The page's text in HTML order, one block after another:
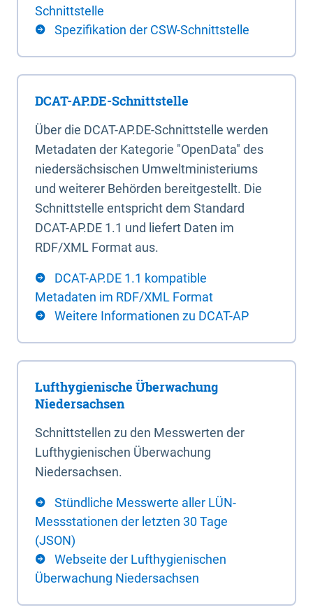
Schnittstelle
Spezifikation der CSW-Schnittstelle
DCAT-AP.DE-Schnittstelle
Über die DCAT-AP.DE-Schnittstelle werden
Metadaten der Kategorie "OpenData" des
niedersächsischen Umweltministeriums
und weiterer Behörden bereitgestellt. Die
Schnittstelle entspricht dem Standard
DCAT-AP.DE 1.1 und liefert Daten im
RDF/XML Format aus.
DCAT-AP.DE 1.1 kompatible
Metadaten im RDF/XML Format
Weitere Informationen zu DCAT-AP
Lufthygienische Überwachung
Niedersachsen
Schnittstellen zu den Messwerten der
Lufthygienischen Überwachung
Niedersachsen.
Stündliche Messwerte aller LÜN-
Messstationen der letzten 30 Tage
(JSON)
Webseite der Lufthygienischen
Überwachung Niedersachsen